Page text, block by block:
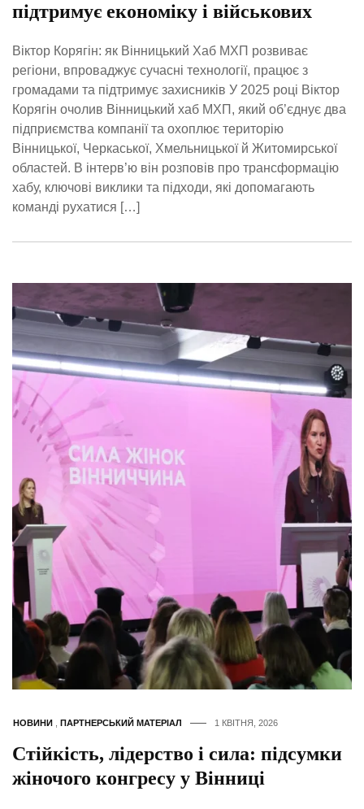
підтримує економіку і військових
Віктор Корягін: як Вінницький Хаб МХП розвиває
регіони, впроваджує сучасні технології, працює з
громадами та підтримує захисників У 2025 році Віктор
Корягін очолив Вінницький хаб МХП, який об’єднує два
підприємства компанії та охоплює територію
Вінницької, Черкаської, Хмельницької й Житомирської
областей. В інтерв’ю він розповів про трансформацію
хабу, ключові виклики та підходи, які допомагають
команді рухатися […]
НОВИНИ ПАРТНЕРСЬКИЙ МАТЕРІАЛ 1 КВІТНЯ, 2026
Стійкість, лідерство і сила: підсумки
жіночого конгресу у Вінниці